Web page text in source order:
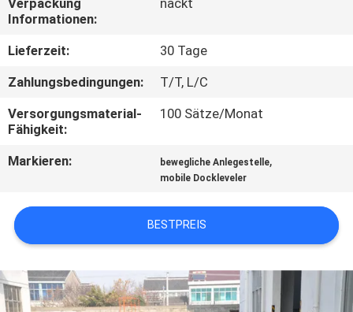
MIT
UNS
NEUIGKEITEN
BITTE UM
EIN
SITEMAP
DATENSCHUTZRICHTLINIE
Verpackung
Informationen:
nackt
Lieferzeit:
30 Tage
Zahlungsbedingungen:
T/T, L/C
Versorgungsmaterial-
Fähigkeit:
100 Sätze/Monat
Markieren: bewegliche Anlegestelle,
mobile Dockleveler
BESTPREIS